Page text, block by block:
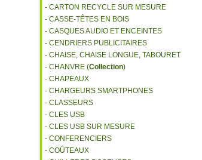
- CARTON RECYCLE SUR MESURE
- CASSE-TÊTES EN BOIS
- CASQUES AUDIO ET ENCEINTES
- CENDRIERS PUBLICITAIRES
- CHAISE, CHAISE LONGUE, TABOURET
- CHANVRE (Collection)
- CHAPEAUX
- CHARGEURS SMARTPHONES
- CLASSEURS
- CLES USB
- CLES USB SUR MESURE
- CONFERENCIERS
- COÛTEAUX